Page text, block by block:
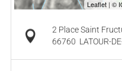
2 Place Saint
66760 LATOUR-